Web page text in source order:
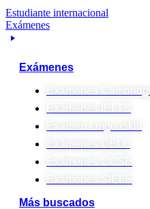
Estudiante internacional
Exámenes
Exámenes
Exámenes Cambridge
Exámenes IELTS
Examen Linguaskill
Exámenes DELE
Exámenes CCSE
Exámenes SIELE
Más buscados